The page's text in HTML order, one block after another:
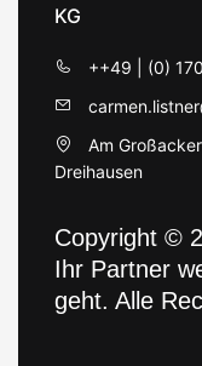
KG
++49 | (0)
Am
Dreihausen
Copyright ©
Ihr Partner
geht. Alle